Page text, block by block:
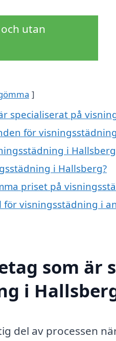
utan
specialiserat på
för
i
i Hallsberg?
priset på
för visningsstädning i
som är
i
del av processen